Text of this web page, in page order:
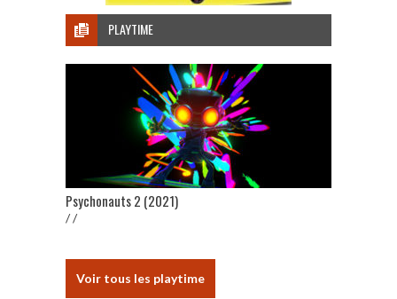
PLAYTIME
Psychonauts 2 (2021)
/ /
Voir tous les playtime